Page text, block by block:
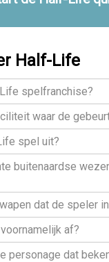
Half-Life
spelfranchise?
waar de
spel uit?
buitenaardse
dat de speler
af?
personage dat